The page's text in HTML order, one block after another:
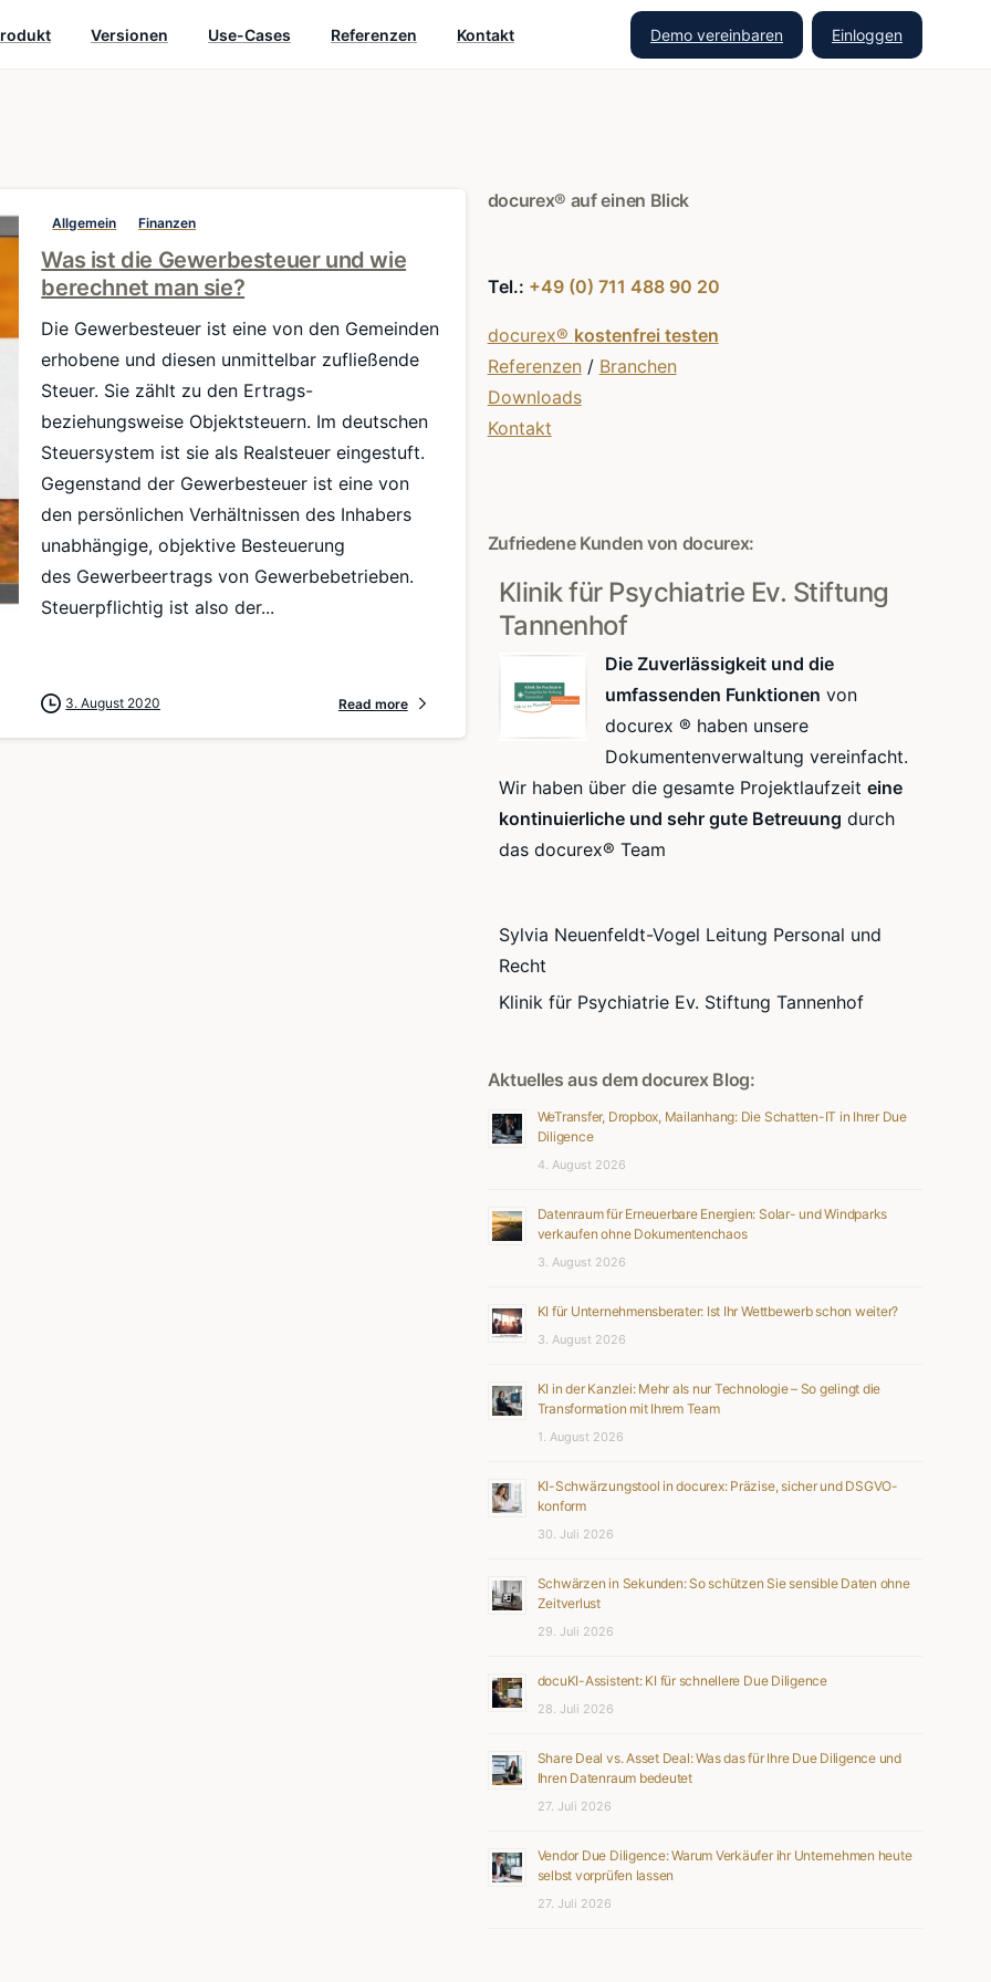
Versionen Use-Cases Referenzen Kontakt Demo vereinbaren Einloggen
Allgemein Finanzen
Was ist die Gewerbesteuer und wie
berechnet man sie?
Die Gewerbesteuer ist eine von den Gemeinden
erhobene und diesen unmittelbar zufließende
Steuer. Sie zählt zu den Ertrags-
beziehungsweise Objektsteuern. Im deutschen
Steuersystem ist sie als Realsteuer eingestuft.
Gegenstand der Gewerbesteuer ist eine von
den persönlichen Verhältnissen des Inhabers
unabhängige, objektive Besteuerung
des Gewerbeertrags von Gewerbebetrieben.
Steuerpflichtig ist also der...
3. August 2020 Read more
docurex® auf einen Blick
Tel.: +49 (0) 711 488 90 20
docurex® kostenfrei testen
Referenzen / Branchen
Downloads
Kontakt
Zufriedene Kunden von docurex:
Klinik für Psychiatrie Ev. Stiftung
Tannenhof
Die Zuverlässigkeit und die
umfassenden Funktionen von
docurex ® haben unsere
Dokumentenverwaltung vereinfacht.
Wir haben über die gesamte Projektlaufzeit eine
kontinuierliche und sehr gute Betreuung durch
das docurex® Team
Sylvia Neuenfeldt-Vogel Leitung Personal und
Recht
Klinik für Psychiatrie Ev. Stiftung Tannenhof
Aktuelles aus dem docurex Blog:
WeTransfer, Dropbox, Mailanhang: Die Schatten-IT in Ihrer Due
Diligence
4. August 2026
Datenraum für Erneuerbare Energien: Solar- und Windparks
verkaufen ohne Dokumentenchaos
3. August 2026
KI für Unternehmensberater: Ist Ihr Wettbewerb schon weiter?
3. August 2026
KI in der Kanzlei: Mehr als nur Technologie – So gelingt die
Transformation mit Ihrem Team
1. August 2026
KI-Schwärzungstool in docurex: Präzise, sicher und DSGVO-
konform
30. Juli 2026
Schwärzen in Sekunden: So schützen Sie sensible Daten ohne
Zeitverlust
29. Juli 2026
docuKI-Assistent: KI für schnellere Due Diligence
28. Juli 2026
Share Deal vs. Asset Deal: Was das für Ihre Due Diligence und
Ihren Datenraum bedeutet
27. Juli 2026
Vendor Due Diligence: Warum Verkäufer ihr Unternehmen heute
selbst vorprüfen lassen
27. Juli 2026